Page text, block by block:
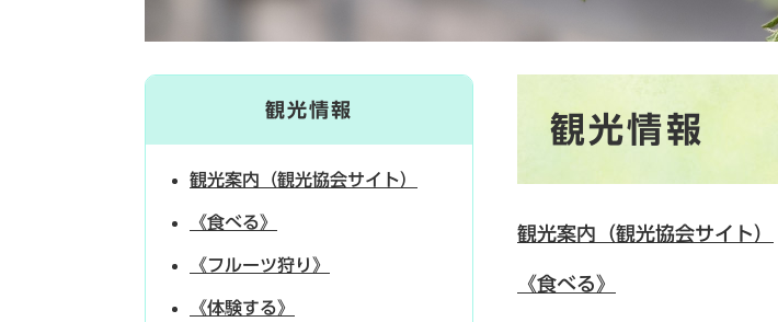
観光情報
観光案内（観光協会サイト）
《食べる》
観光情報
観光案内（観光協会サイト）
《食べる》
《フルーツ狩り》
《体験する》